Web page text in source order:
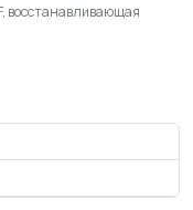
восстанавливающая